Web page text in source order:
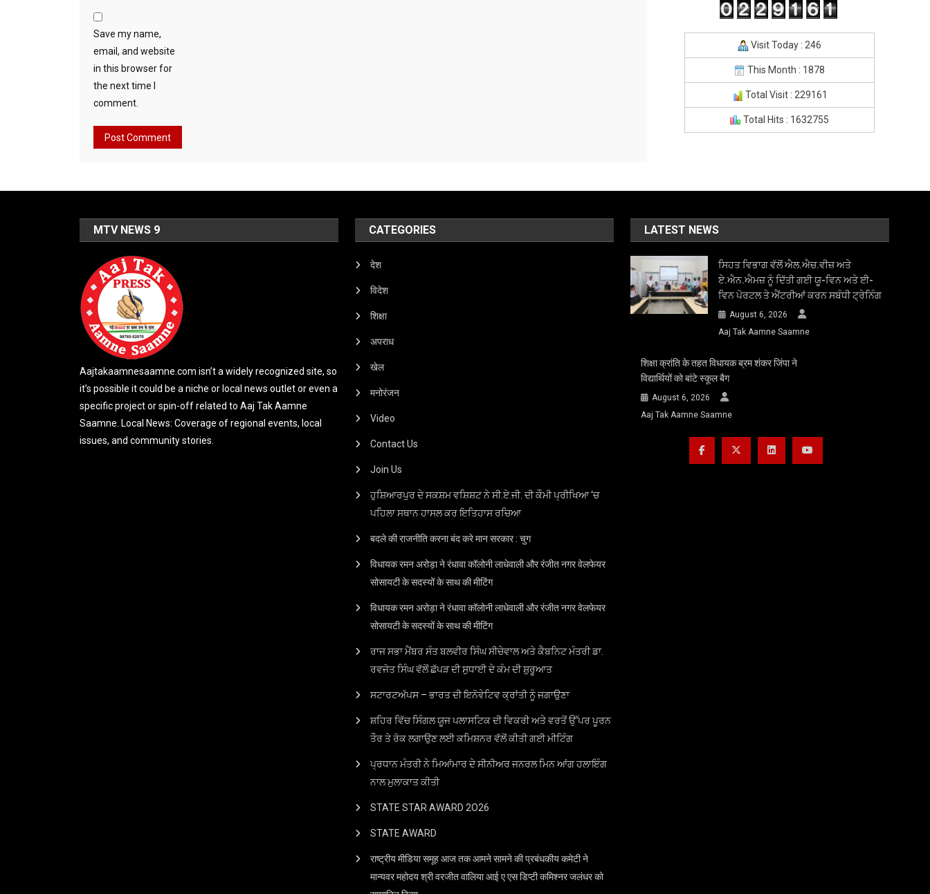
Save my name,
email, and website
in this browser for
the next time I
comment.
Visit Today : 246
This Month : 1878
Total Visit : 229161
Total Hits : 1632755
MTV NEWS 9
Aajtakaamnesaamne.com isn’t a widely recognized site, so
it’s possible it could be a niche or local news outlet or even a
specific project or spin-off related to Aaj Tak Aamne
Saamne. Local News: Coverage of regional events, local
issues, and community stories.
CATEGORIES
देश
विदेश
शिक्षा
अपराध
खेल
मनोरंजन
Video
Contact Us
Join Us
ਹੁਸ਼ਿਆਰਪੁਰ ਦੇ ਸਕਸ਼ਮ ਵਸ਼ਿਸ਼ਟ ਨੇ ਸੀ.ਏ.ਜੀ. ਦੀ ਕੌਮੀ ਪ੍ਰੀਖਿਆ ‘ਚ
ਪਹਿਲਾ ਸਥਾਨ ਹਾਸਲ ਕਰ ਇਤਿਹਾਸ ਰਚਿਆ
बदले की राजनीति करना बंद करे मान सरकार : चुग
विधायक रमन अरोड़ा ने रंधावा कॉलोनी लाधेवाली और रंजीत नगर वेलफेयर
सोसायटी के सदस्यों के साथ की मीटिंग
विधायक रमन अरोड़ा ने रंधावा कॉलोनी लाधेवाली और रंजीत नगर वेलफेयर
सोसायटी के सदस्यों के साथ की मीटिंग
ਰਾਜ ਸਭਾ ਮੈਂਬਰ ਸੰਤ ਬਲਵੀਰ ਸਿੰਘ ਸੀਚੇਵਾਲ ਅਤੇ ਕੈਬਨਿਟ ਮੰਤਰੀ ਡਾ.
ਰਵਜੋਤ ਸਿੰਘ ਵੱਲੋਂ ਛੱਪੜ ਦੀ ਸੁਧਾਈ ਦੇ ਕੰਮ ਦੀ ਸ਼ੁਰੂਆਤ
ਸਟਾਰਟਅੱਪਸ – ਭਾਰਤ ਦੀ ਇਨੋਵੇਟਿਵ ਕ੍ਰਾਂਤੀ ਨੂੰ ਜਗਾਉਣਾ
ਸ਼ਹਿਰ ਵਿੱਚ ਸਿੰਗਲ ਯੂਜ ਪਲਾਸਟਿਕ ਦੀ ਵਿਕਰੀ ਅਤੇ ਵਰਤੋਂ ਉੱਪਰ ਪੂਰਨ
ਤੌਰ ਤੇ ਰੋਕ ਲਗਾਉਣ ਲਈ ਕਮਿਸ਼ਨਰ ਵੱਲੋਂ ਕੀਤੀ ਗਈ ਮੀਟਿੰਗ
ਪ੍ਰਧਾਨ ਮੰਤਰੀ ਨੇ ਮਿਆਂਮਾਰ ਦੇ ਸੀਨੀਅਰ ਜਨਰਲ ਮਿਨ ਆਂਗ ਹਲਾਇੰਗ
ਨਾਲ ਮੁਲਾਕਾਤ ਕੀਤੀ
STATE STAR AWARD 2O26
STATE AWARD
राष्ट्रीय मीडिया समूह आज तक आमने सामने की प्रबंधकीय कमेटी ने
मान्यवर महोदय श्री वरजीत वालिया आई ए एस डिप्टी कमिश्नर जलंधर को
LATEST NEWS
ਸਿਹਤ ਵਿਭਾਗ ਵੱਲੋਂ ਐਲ.ਐਚ.ਵੀਜ਼ ਅਤੇ
ਏ.ਐਨ.ਐਮਜ਼ ਨੂੰ ਦਿੱਤੀ ਗਈ ਯੂ-ਵਿਨ ਅਤੇ ਈ-
ਵਿਨ ਪੋਰਟਲ ਤੇ ਐਂਟਰੀਆਂ ਕਰਨ ਸਬੰਧੀ ਟ੍ਰੇਨਿੰਗ
August 6, 2026
Aaj Tak Aamne Saamne
शिक्षा क्रांति के तहत विधायक ब्रम शंकर जिंपा ने
विद्यार्थियों को बांटे स्कूल बैग
August 6, 2026
Aaj Tak Aamne Saamne